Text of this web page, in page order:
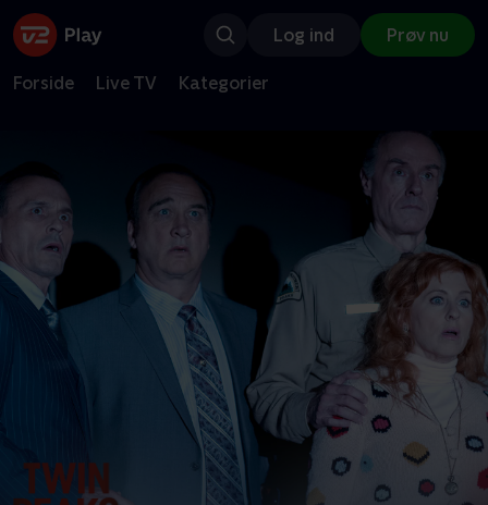
Log ind Prøv nu
Forside Live TV Kategorier